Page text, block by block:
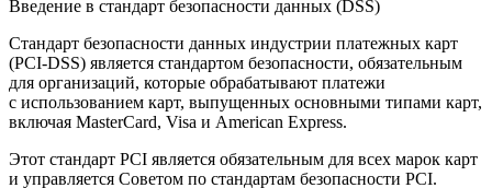
Введение в стандарт безопасности данных (DSS)
Стандарт безопасности данных индустрии платежных карт
(PCI-DSS) является стандартом безопасности, обязательным
для организаций, которые обрабатывают платежи
с использованием карт, выпущенных основными типами карт,
включая MasterCard, Visa и American Express.
Этот стандарт PCI является обязательным для всех марок карт
и управляется Советом по стандартам безопасности PCI.